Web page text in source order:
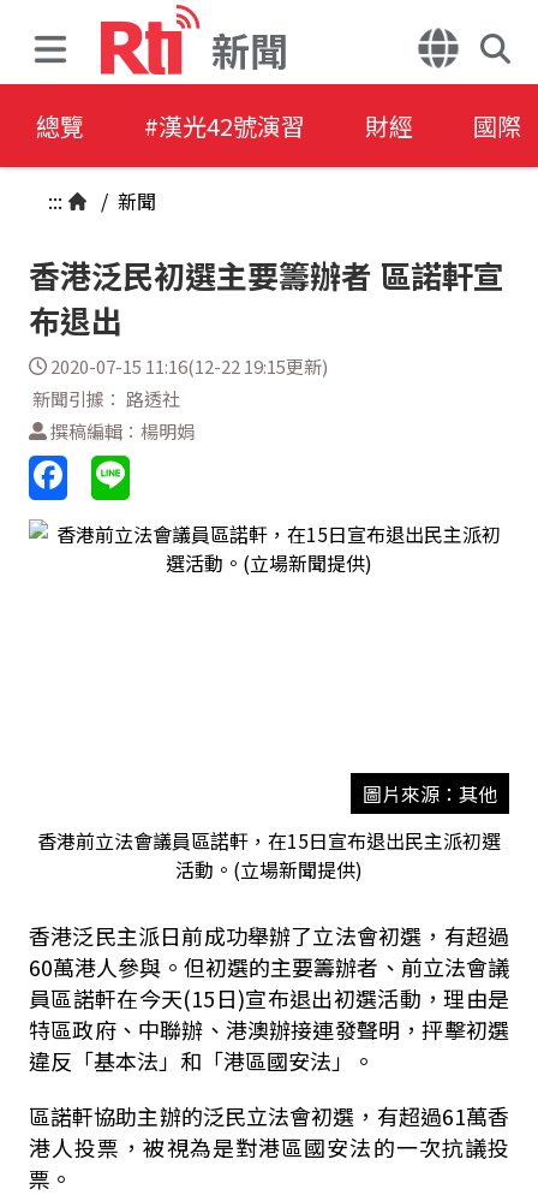
新聞
總覽 #漢光42號演習 財經 國際
::: / 新聞
香港泛民初選主要籌辦者 區諾軒宣
布退出
2020-07-15 11:16(12-22 19:15更新)
新聞引據： 路透社
撰稿編輯：楊明娟
圖片來源：其他
香港前立法會議員區諾軒，在15日宣布退出民主派初選
活動。(立場新聞提供)
香港泛民主派日前成功舉辦了立法會初選，有超過
60萬港人參與。但初選的主要籌辦者、前立法會議
員區諾軒在今天(15日)宣布退出初選活動，理由是
特區政府、中聯辦、港澳辦接連發聲明，抨擊初選
違反「基本法」和「港區國安法」。
區諾軒協助主辦的泛民立法會初選，有超過61萬香
港人投票，被視為是對港區國安法的一次抗議投
票。